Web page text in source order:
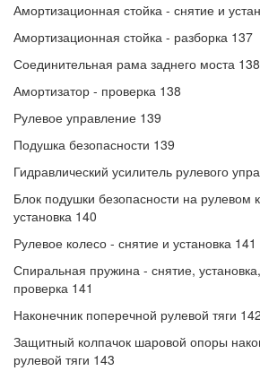
Амортизационная стойка - снятие и
Амортизационная стойка - разборка 137
Соединительная рама заднего моста 138
Амортизатор - проверка 138
Рулевое управление 139
Подушка безопасности 139
Гидравлический усилитель рулевого
Блок подушки безопасности на рулевом
установка 140
Рулевое колесо - снятие и установка 141
Спиральная пружина - снятие,
проверка 141
Наконечник поперечной рулевой тяги 142
Защитный колпачок шаровой опоры
рулевой тяги 143